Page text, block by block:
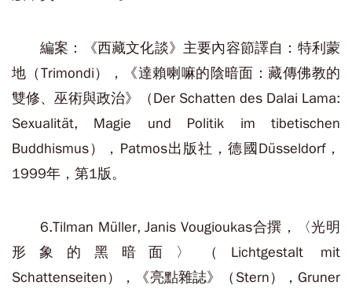
編案：《西藏文化談》主要內容節譯自：特利蒙
地（Trimondi），《達賴喇嘛的陰暗面：藏傳佛教的
雙修、巫術與政治》（Der Schatten des Dalai Lama:
Sexualität, Magie und Politik im tibetischen
Buddhismus），Patmos出版社，德國Düsseldorf，
1999年，第1版。
6.Tilman Müller, Janis Vougioukas合撰，〈光明
形象的黑暗面〉（Lichtgestalt mit
Schattenseiten），《亮點雜誌》（Stern），Gruner